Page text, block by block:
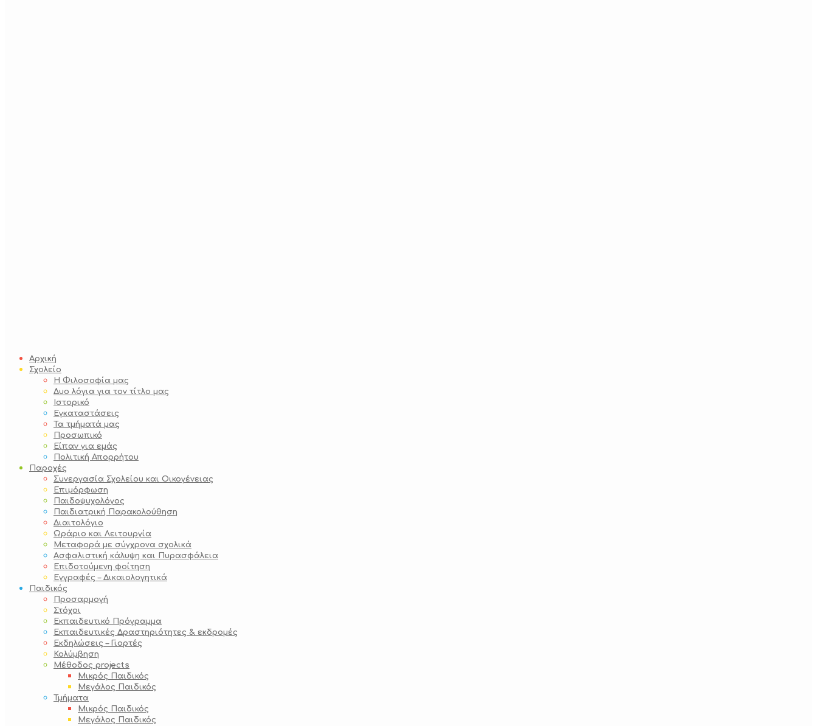
Αρχική
Σχολείο
Η Φιλοσοφία μας
Δυο λόγια για τον τίτλο μας
Ιστορικό
Εγκαταστάσεις
Τα τμήματά μας
Προσωπικό
Είπαν για εμάς
Πολιτική Απορρήτου
Παροχές
Συνεργασία Σχολείου και Οικογένειας
Επιμόρφωση
Παιδοψυχολόγος
Παιδιατρική Παρακολούθηση
Διαιτολόγιο
Ωράριο και Λειτουργία
Μεταφορά με σύγχρονα σχολικά
Ασφαλιστική κάλυψη και Πυρασφάλεια
Επιδοτούμενη φοίτηση
Εγγραφές – Δικαιολογητικά
Παιδικός
Προσαρμογή
Στόχοι
Εκπαιδευτικό Πρόγραμμα
Εκπαιδευτικές Δραστηριότητες & εκδρομές
Εκδηλώσεις – Γιορτές
Κολύμβηση
Μέθοδος projects
Μικρός Παιδικός
Μεγάλος Παιδικός
Τμήματα
Μικρός Παιδικός
Μεγάλος Παιδικός